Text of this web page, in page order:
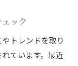
ック
トレンドを取り
ています。最近